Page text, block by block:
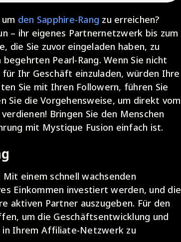
den Sapphire-Rang zu erreichen?
– ihr eigenes Partnernetzwerk bis zum
die Sie zuvor eingeladen haben, zu
Pearl-Rang. Wenn Sie nicht
Ihr Geschäft einzuladen, würden Ihre
Sie mit Ihren Followern, führen Sie
Sie die Vorgehensweise, um direkt vom
Bringen Sie den Menschen
mit Mystique Fusion einfach ist.
einem schnell wachsenden
Einkommen investiert werden, und die
aktiven Partner auszugeben. Für den
um die Geschäftsentwicklung und
in Ihrem Affiliate-Netzwerk zu